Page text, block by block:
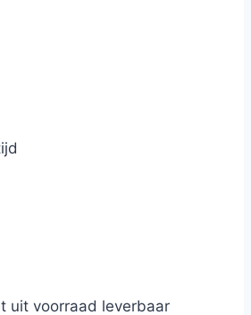
uit voorraad leverbaar